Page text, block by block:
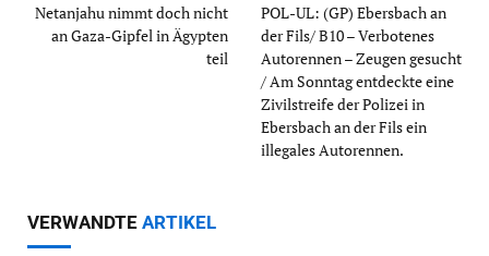
Netanjahu nimmt doch nicht
an Gaza-Gipfel in Ägypten
teil
POL-UL: (GP) Ebersbach an
der Fils/ B10 – Verbotenes
Autorennen – Zeugen gesucht
/ Am Sonntag entdeckte eine
Zivilstreife der Polizei in
Ebersbach an der Fils ein
illegales Autorennen.
VERWANDTE ARTIKEL